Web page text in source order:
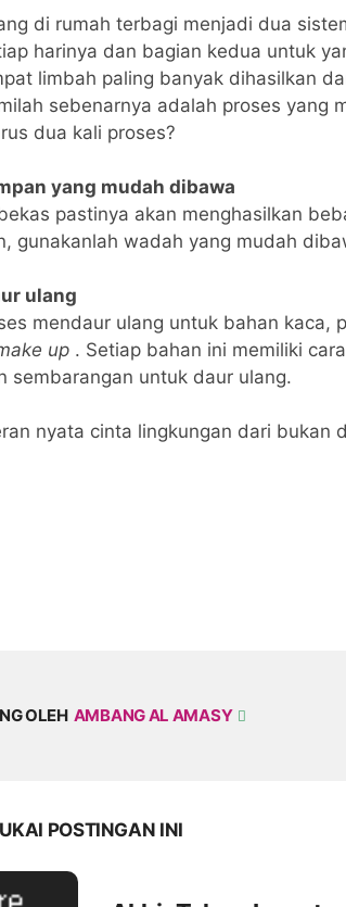
di rumah terbagi menjadi dua
harinya dan bagian kedua untuk
limbah paling banyak dihasilkan
sebenarnya adalah proses yang
dua kali proses?
yang mudah dibawa
pastinya akan menghasilkan
gunakanlah wadah yang mudah
ulang
mendaur ulang untuk bahan kaca,
up . Setiap bahan ini memiliki
sembarangan untuk daur ulang.
nyata cinta lingkungan dari bukan
OLEH AMBANG AL AMASY
POSTINGAN INI